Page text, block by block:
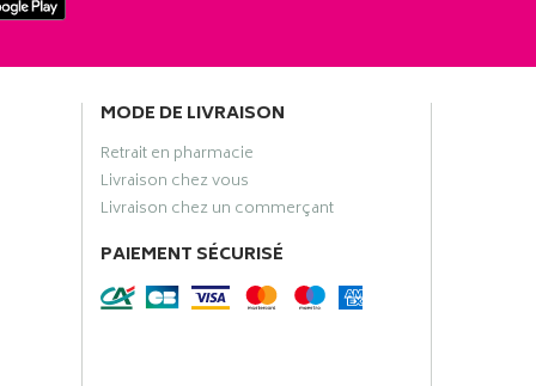
MODE DE LIVRAISON
Retrait en pharmacie
Livraison chez vous
Livraison chez un commerçant
PAIEMENT SÉCURISÉ